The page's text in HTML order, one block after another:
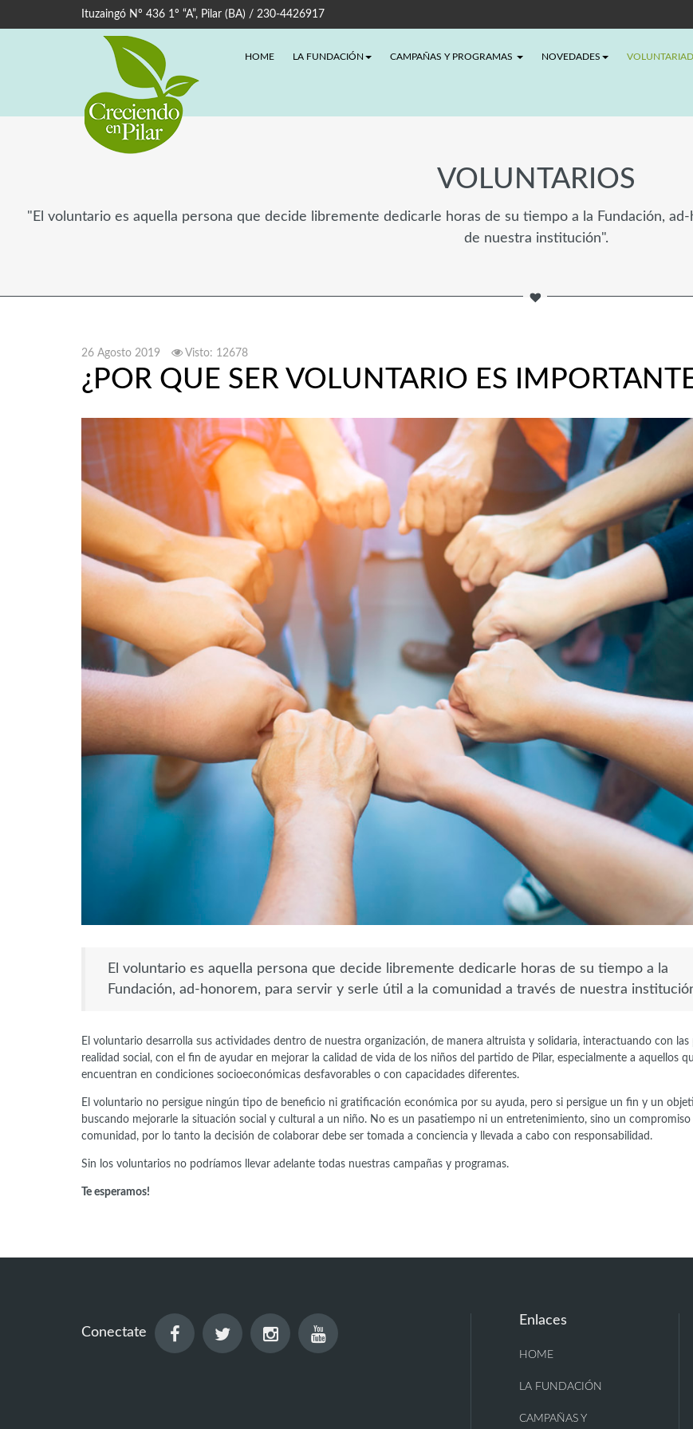
Ituzaingó Nº 436 1º “A”, Pilar (BA) / 230-4426917
HOME LA FUNDACIÓN CAMPAÑAS Y PROGRAMAS NOVEDADES
VOLUNTARIOS
"El voluntario es aquella persona que decide libremente dedicarle horas de su tiempo a la Fundación,
de nuestra institución".
26 Agosto 2019 Visto: 12678
¿POR QUE SER VOLUNTARIO ES
El voluntario es aquella persona que decide libremente dedicarle horas de su tiempo a la
Fundación, ad-honorem, para servir y serle útil a la comunidad a través de nuestra
El voluntario desarrolla sus actividades dentro de nuestra organización, de manera altruista y solidaria, interactuando con las
realidad social, con el fin de ayudar en mejorar la calidad de vida de los niños del partido de Pilar, especialmente a aquellos
encuentran en condiciones socioeconómicas desfavorables o con capacidades diferentes.
El voluntario no persigue ningún tipo de beneficio ni gratificación económica por su ayuda, pero si persigue un fin y un
buscando mejorarle la situación social y cultural a un niño. No es un pasatiempo ni un entretenimiento, sino un compromiso
comunidad, por lo tanto la decisión de colaborar debe ser tomada a conciencia y llevada a cabo con responsabilidad.
Sin los voluntarios no podríamos llevar adelante todas nuestras campañas y programas.
Te esperamos!
Conectate
Enlaces
HOME
LA FUNDACIÓN
CAMPAÑAS Y